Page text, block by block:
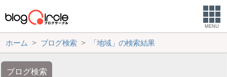
MENU
ホーム ブログ検索 「地域」の検索結果
ブログ検索